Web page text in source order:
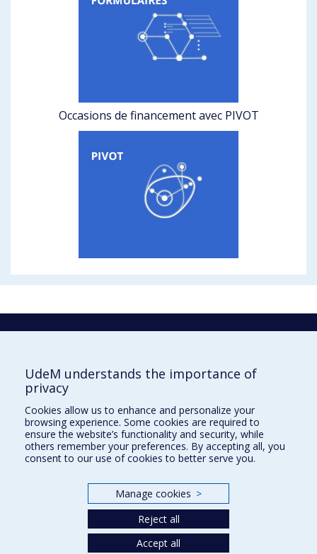
Occasions de financement avec PIVOT
La recherche
C.P. 6128, succursale Centre-ville
Montréal, Québec, Canada
Courriel:recherche@umontreal.ca
Qui fait quoi?
UdeM understands the importance of
privacy
Cookies allow us to enhance and personalize your
browsing experience. Some cookies are required to
ensure the website’s functionality and security, while
others remember your preferences. By accepting all, you
consent to our use of cookies to better serve you.
Manage cookies >
Reject all
Accept all